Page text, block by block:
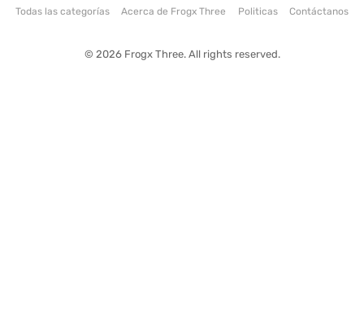
Todas las categorías Acerca de Frogx Three Politicas Contáctanos
© 2026 Frogx Three. All rights reserved.